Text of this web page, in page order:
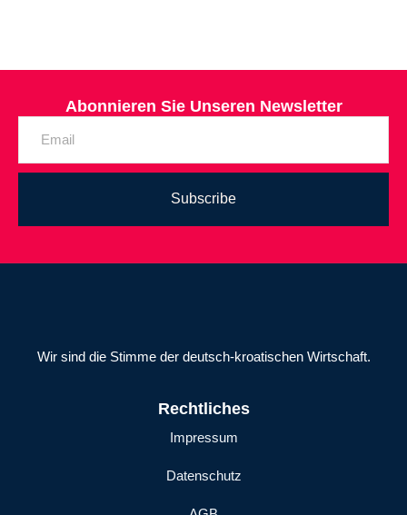
Abonnieren Sie Unseren Newsletter
Subscribe
Wir sind die Stimme der deutsch-kroatischen Wirtschaft.
Rechtliches
Impressum
Datenschutz